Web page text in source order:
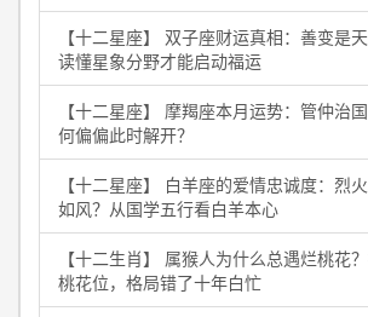
【十二星座】 双子座财运真相：善变是
读懂星象分野才能启动福运
【十二星座】 摩羯座本月运势：管仲治
何偏偏此时解开？
【十二星座】 白羊座的爱情忠诚度：烈
如风？从国学五行看白羊本心
【十二生肖】 属猴人为什么总遇烂桃花
桃花位，格局错了十年白忙